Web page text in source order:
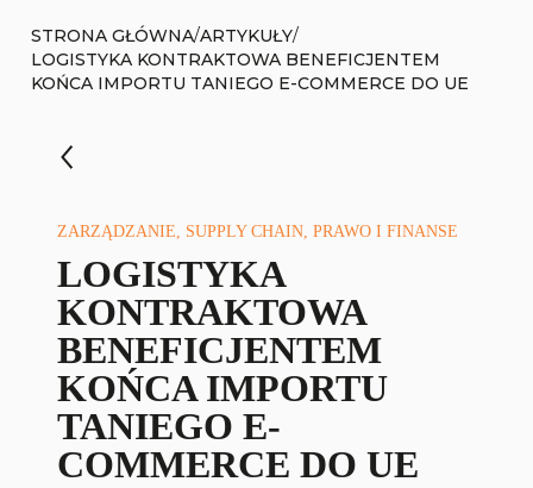
STRONA GŁÓWNA/ARTYKUŁY/
LOGISTYKA KONTRAKTOWA BENEFICJENTEM
KOŃCA IMPORTU TANIEGO E-COMMERCE DO UE
ZARZĄDZANIE, SUPPLY CHAIN, PRAWO I FINANSE
LOGISTYKA
KONTRAKTOWA
BENEFICJENTEM
KOŃCA IMPORTU
TANIEGO E-
COMMERCE DO UE